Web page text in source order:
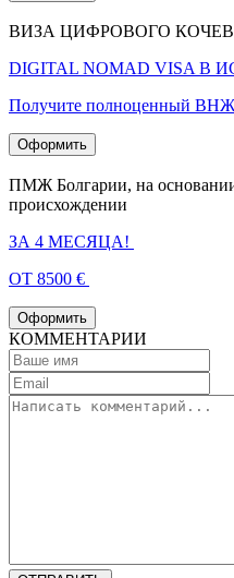
ВИЗА ЦИФРОВОГО
DIGITAL NOMAD VISA В
Получите полноценный
Оформить
ПМЖ Болгарии, на основании
происхождении
ЗА 4 МЕСЯЦА!
ОТ 8500 €
Оформить
КОММЕНТАРИИ